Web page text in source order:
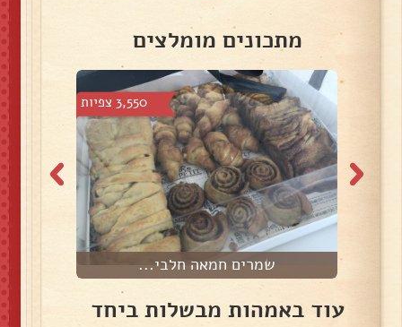
מתכונים מומלצים
3,550 צפיות
שמרים חמאה חלבי...
עוד באמהות מבשלות ביחד